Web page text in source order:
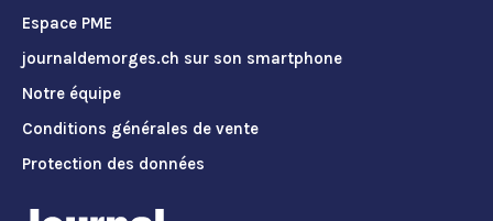
Espace PME
journaldemorges.ch sur son smartphone
Notre équipe
Conditions générales de vente
Protection des données